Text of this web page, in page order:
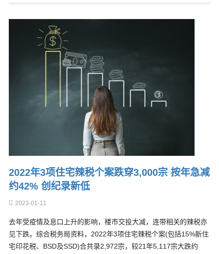
2022年3项住宅辣税个案跌穿3,000宗 按年急减
约42% 创纪录新低
2023-01-11
去年受疫情及息口上升的影响，楼市交投大减，连带相关的辣税亦
见下跌。综合税务局资料，2022年3项住宅辣税个案(包括15%新住
宅印花税、BSD及SSD)合共录2,972宗，较21年5,117宗大跌约